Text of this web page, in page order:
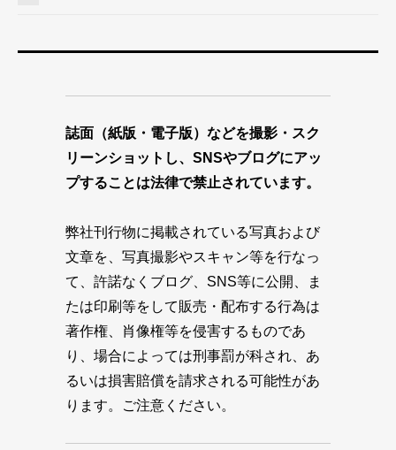
誌面（紙版・電子版）などを撮影・スク
リーンショットし、SNSやブログにアッ
プすることは法律で禁止されています。
弊社刊行物に掲載されている写真および
文章を、写真撮影やスキャン等を行なっ
て、許諾なくブログ、SNS等に公開、ま
たは印刷等をして販売・配布する行為は
著作権、肖像権等を侵害するものであ
り、場合によっては刑事罰が科され、あ
るいは損害賠償を請求される可能性があ
ります。ご注意ください。